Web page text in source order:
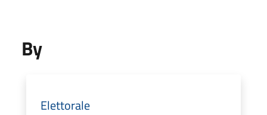
By
Elettorale